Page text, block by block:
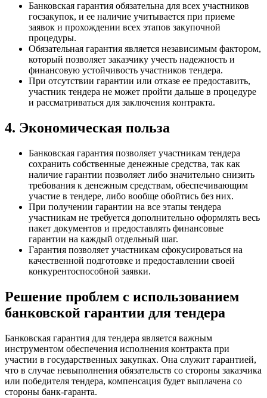
Банковская гарантия обязательна для всех участников
госзакупок, и ее наличие учитывается при приеме
заявок и прохождении всех этапов закупочной
процедуры.
Обязательная гарантия является независимым фактором,
который позволяет заказчику учесть надежность и
финансовую устойчивость участников тендера.
При отсутствии гарантии или отказе ее предоставить,
участник тендера не может пройти дальше в процедуре
и рассматриваться для заключения контракта.
4. Экономическая польза
Банковская гарантия позволяет участникам тендера
сохранить собственные денежные средства, так как
наличие гарантии позволяет либо значительно снизить
требования к денежным средствам, обеспечивающим
участие в тендере, либо вообще обойтись без них.
При получении гарантии на все этапы тендера
участникам не требуется дополнительно оформлять весь
пакет документов и предоставлять финансовые
гарантии на каждый отдельный шаг.
Гарантия позволяет участникам сфокусироваться на
качественной подготовке и предоставлении своей
конкурентоспособной заявки.
Решение проблем с использованием
банковской гарантии для тендера
Банковская гарантия для тендера является важным
инструментом обеспечения исполнения контракта при
участии в государственных закупках. Она служит гарантией,
что в случае невыполнения обязательств со стороны заказчика
или победителя тендера, компенсация будет выплачена со
стороны банк-гаранта.